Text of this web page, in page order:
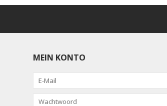
MEIN KONTO